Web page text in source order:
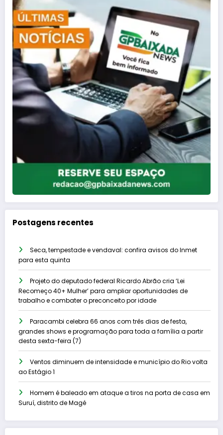
Postagens recentes
Seca, tempestade e vendaval: confira avisos do Inmet
para esta quinta
Projeto do deputado federal Ricardo Abrão cria ‘Lei
Recomeço 40+ Mulher’ para ampliar oportunidades de
trabalho e combater o preconceito por idade
Paracambi celebra 66 anos com três dias de festa,
grandes shows e programação para toda a família a partir
desta sexta-feira (7)
Ventos diminuem de intensidade e município do Rio volta
ao Estágio 1
Homem é baleado em ataque a tiros na porta de casa em
Suruí, distrito de Magé